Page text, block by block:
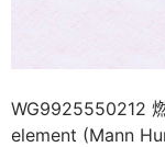
WG9925550212
element (Mann